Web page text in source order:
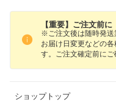
【重要】ご注文前
※ご注文後は随時発送
お届け日変更などの
す。ご注文確定前に
ショップトップ